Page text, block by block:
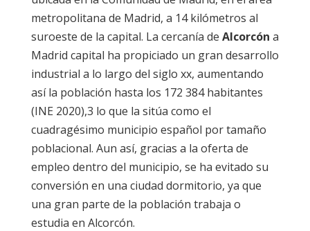
metropolitana de Madrid, a 14 kilómetros al
suroeste de la capital. La cercanía de Alcorcón a
Madrid capital ha propiciado un gran desarrollo
industrial a lo largo del siglo xx, aumentando
así la población hasta los 172 384 habitantes
(INE 2020),3​ lo que la sitúa como el
cuadragésimo municipio español por tamaño
poblacional. Aun así, gracias a la oferta de
empleo dentro del municipio, se ha evitado su
conversión en una ciudad dormitorio, ya que
una gran parte de la población trabaja o
estudia en Alcorcón.